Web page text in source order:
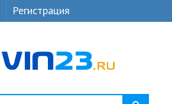
Регистрация